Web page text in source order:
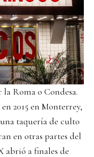
Roma o Condesa.
2015 en Monterrey,
taquería de culto
en otras partes del
abrió a finales de